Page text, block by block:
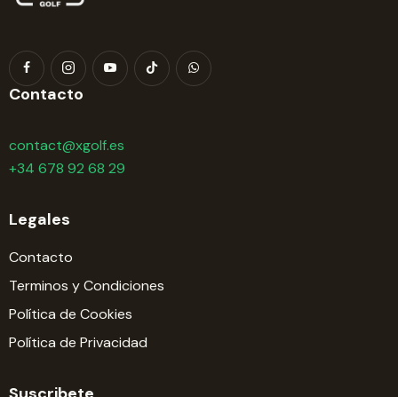
Contacto
contact@xgolf.es
+34 678 92 68 29
Legales
Contacto
Terminos y Condiciones
Política de Cookies
Política de Privacidad